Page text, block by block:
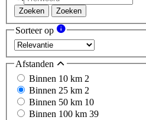
Zoeken Zoeken
Sorteer op
Afstanden
Binnen 10 km 2
Binnen 25 km 2
Binnen 50 km 10
Binnen 100 km 39